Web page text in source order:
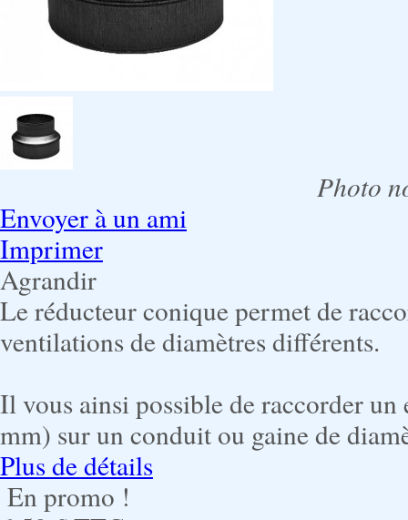
Photo
Envoyer à un ami
Imprimer
Agrandir
Le réducteur conique permet de
ventilations de diamètres différents.
Il vous ainsi possible de raccorder
mm) sur un conduit ou gaine de
Plus de détails
En promo !